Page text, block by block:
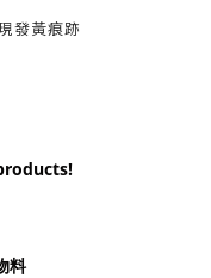
發黃痕跡
料